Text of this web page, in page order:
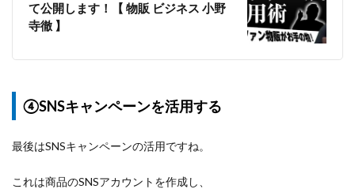
て公開します！【 物販 ビジネス 小野
寺徹 】
④SNSキャンペーンを活用する
最後はSNSキャンペーンの活用ですね。
これは商品のSNSアカウントを作成し、